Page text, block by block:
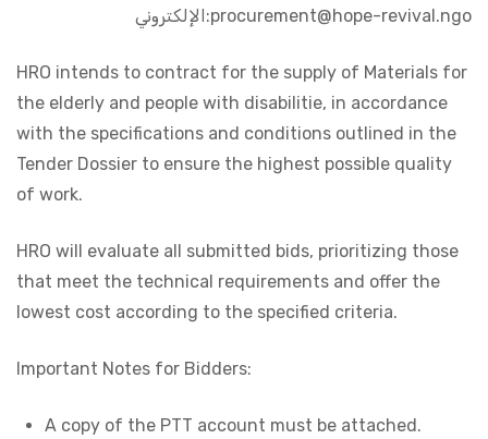
الإلكتروني:procurement@hope-revival.ngo
HRO intends to contract for the supply of Materials for
the elderly and people with disabilitie, in accordance
with the specifications and conditions outlined in the
Tender Dossier to ensure the highest possible quality
of work.
HRO will evaluate all submitted bids, prioritizing those
that meet the technical requirements and offer the
lowest cost according to the specified criteria.
Important Notes for Bidders:
A copy of the PTT account must be attached.